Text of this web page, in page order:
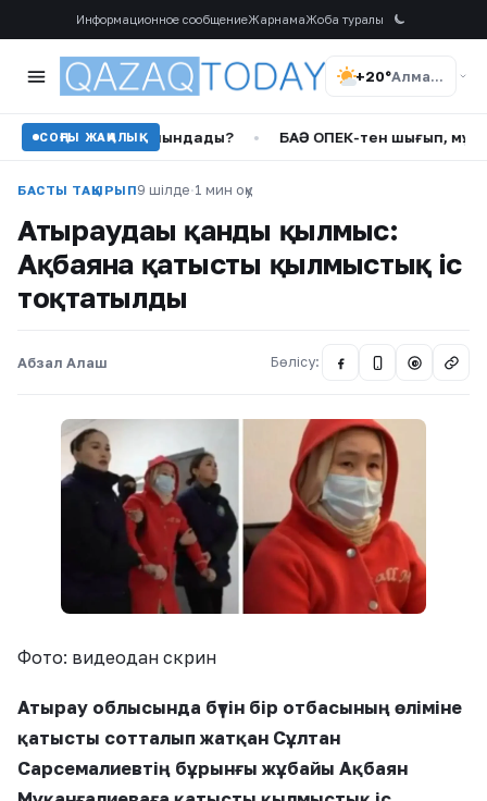
Информационное сообщениеЖарнамаЖоба туралы
+20° Алматы
СОҢҒЫ ЖАҢАЛЫҚ
тағайындады? • БАӘ ОПЕК-тен шығып, мұнай
БАСТЫ ТАҚЫРЫП9 шілде·1 мин оқу
Атыраудағы қанды қылмыс:
Ақбаянға қатысты қылмыстық іс
тоқтатылды
Абзал Алаш Бөлісу: @
Фото: видеодан скрин
Атырау облысында бүтін бір отбасының өліміне
қатысты сотталып жатқан Сұлтан
Сарсемалиевтің бұрынғы жұбайы Ақбаян